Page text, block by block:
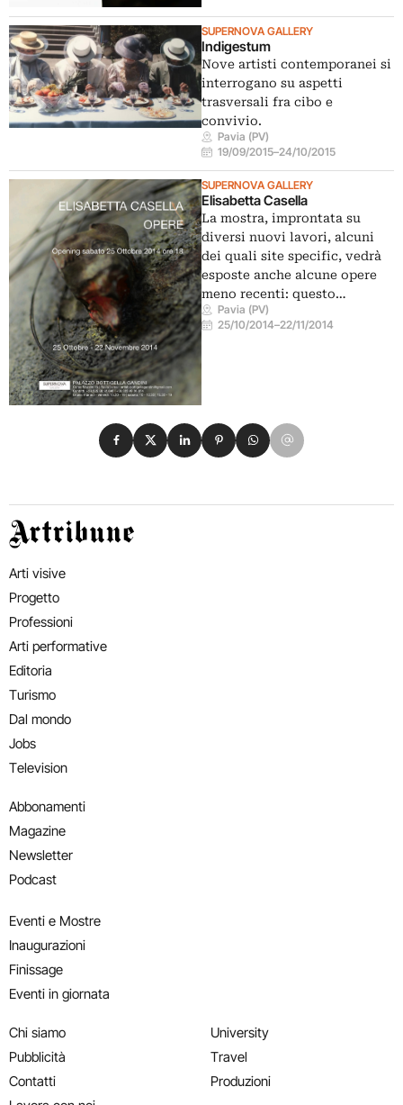
SUPERNOVA GALLERY
Indigestum
Nove artisti contemporanei si
interrogano su aspetti
trasversali fra cibo e
convivio.
Pavia (PV)
19/09/2015–24/10/2015
SUPERNOVA GALLERY
Elisabetta Casella
La mostra, improntata su
diversi nuovi lavori, alcuni
dei quali site specific, vedrà
esposte anche alcune opere
meno recenti: questo…
Pavia (PV)
25/10/2014–22/11/2014
Condividi su Facebook
Condividi su X
Condividi su LinkedIn
Condividi su Pinterest
Condividi su WhatsApp
Condividi su Email
Artribune
Arti visive
Progetto
Professioni
Arti performative
Editoria
Turismo
Dal mondo
Jobs
Television
Abbonamenti
Magazine
Newsletter
Podcast
Eventi e Mostre
Inaugurazioni
Finissage
Eventi in giornata
Chi siamo
Pubblicità
Contatti
University
Travel
Produzioni